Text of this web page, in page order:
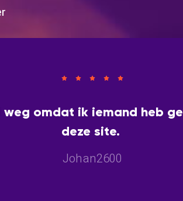
weg omdat ik iemand heb
deze site.
Johan2600